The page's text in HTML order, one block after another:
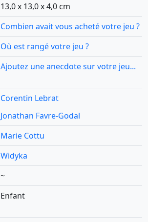
13,0 x 13,0 x 4,0 cm
Combien avait vous acheté votre jeu ?
Où est rangé votre jeu ?
Ajoutez une anecdote sur votre jeu...
Corentin Lebrat
Jonathan Favre-Godal
Marie Cottu
Widyka
~
Enfant